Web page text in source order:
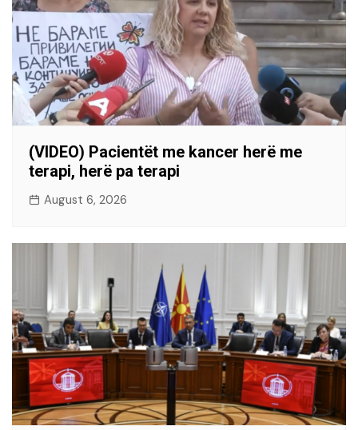
(VIDEO) Pacientët me kancer herë me
terapi, herë pa terapi
August 6, 2026